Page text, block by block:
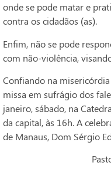
onde se pode matar e
contra os cidadãos (as).
Enfim, não se pode
com não-violência,
Confiando na
missa em sufrágio dos
janeiro, sábado, na
da capital, às 16h. A
de Manaus, Dom Sérgio